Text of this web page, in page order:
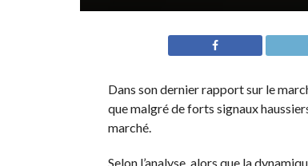
Dans son dernier rapport sur le
que malgré de forts signaux
marché.
Selon l’analyse, alors que la